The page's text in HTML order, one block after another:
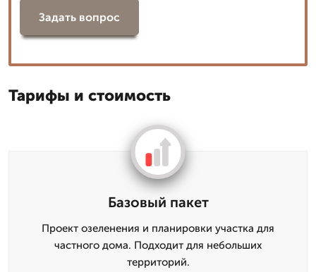
Задать вопрос
Тарифы и стоимость
Базовый пакет
Проект озеленения и планировки участка для
частного дома. Подходит для небольших
территорий.